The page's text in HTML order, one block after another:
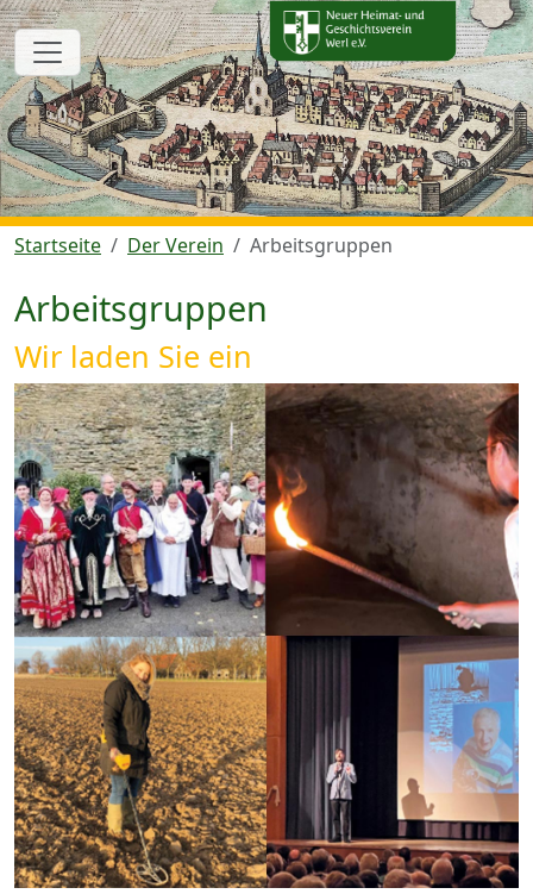
Startseite Der Verein Arbeitsgruppen
Arbeitsgruppen
Wir laden Sie ein